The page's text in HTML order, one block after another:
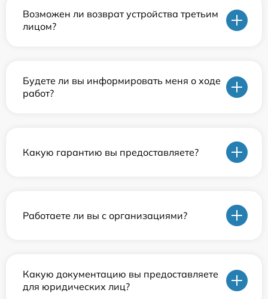
Возможен ли возврат устройства третьим
лицом?
Будете ли вы информировать меня о ходе
работ?
Какую гарантию вы предоставляете?
Работаете ли вы с организациями?
Какую документацию вы предоставляете
для юридических лиц?